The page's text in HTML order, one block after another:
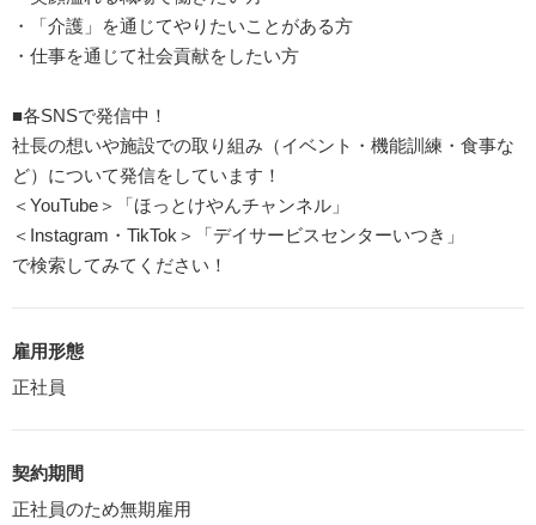
・「介護」を通じてやりたいことがある方
・仕事を通じて社会貢献をしたい方
■各SNSで発信中！
社長の想いや施設での取り組み（イベント・機能訓練・食事な
ど）について発信をしています！
＜YouTube＞「ほっとけやんチャンネル」
＜Instagram・TikTok＞「デイサービスセンターいつき」
で検索してみてください！
雇用形態
正社員
契約期間
正社員のため無期雇用